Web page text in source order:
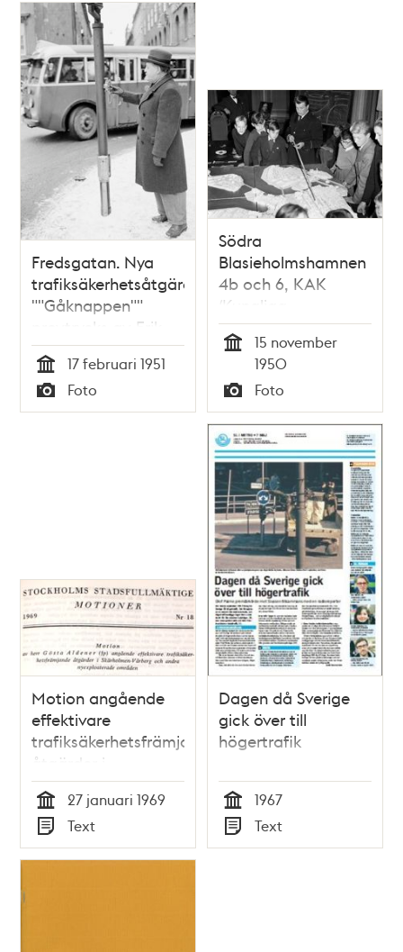
Fredsgatan. Nya
trafiksäkerhetsåtgärden
""Gåknappen""
provtrycks av Erik
Lindeberg
Tid
17 februari 1951
Typ
Foto
Södra
Blasieholmshamnen
4b och 6, KAK
(Kungliga
Automobilklubben).
Kurs för pojkar i
trafiksäkerhet.
Samling kring en
modell över
Stockholm
15 november
1950
Typ
Foto
Motion angående
effektivare
trafiksäkerhetsfrämjande
åtgärder i
Skärholmen-Vårberg
och andra
nyexploaterade
områden -
Tid
27 januari 1969
Typ
Text
Dagen då Sverige
gick över till
högertrafik
Tid
1967
Typ
Text